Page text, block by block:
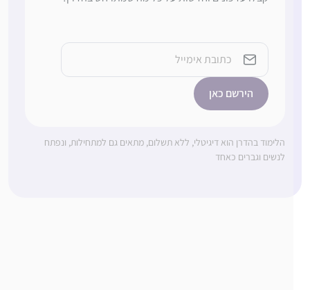
Email
הלימוד בהדרן הוא דיגיטלי, ללא תשלום, מתאים גם למתחילות, ונפתח
לנשים וגברים כאחד